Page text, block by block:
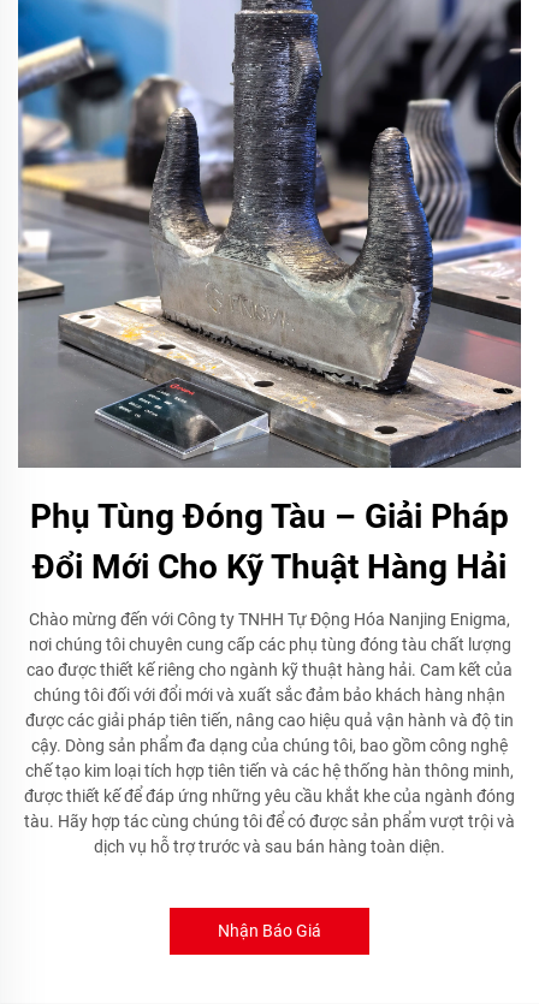
Phụ Tùng Đóng Tàu – Giải Pháp
Đổi Mới Cho Kỹ Thuật Hàng Hải
Chào mừng đến với Công ty TNHH Tự Động Hóa Nanjing Enigma,
nơi chúng tôi chuyên cung cấp các phụ tùng đóng tàu chất lượng
cao được thiết kế riêng cho ngành kỹ thuật hàng hải. Cam kết của
chúng tôi đối với đổi mới và xuất sắc đảm bảo khách hàng nhận
được các giải pháp tiên tiến, nâng cao hiệu quả vận hành và độ tin
cậy. Dòng sản phẩm đa dạng của chúng tôi, bao gồm công nghệ
chế tạo kim loại tích hợp tiên tiến và các hệ thống hàn thông minh,
được thiết kế để đáp ứng những yêu cầu khắt khe của ngành đóng
tàu. Hãy hợp tác cùng chúng tôi để có được sản phẩm vượt trội và
dịch vụ hỗ trợ trước và sau bán hàng toàn diện.
Nhận Báo Giá